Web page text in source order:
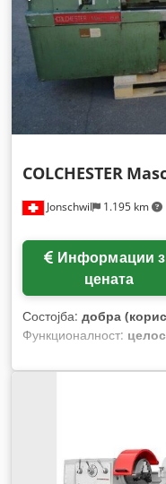
Jonschwil 1.195 km
COLCHESTER
цената
Состојба: добра
Функционалност:
стругање над
вретеното:76 мм,
,
брзина на вртење:
20 обр/мин,